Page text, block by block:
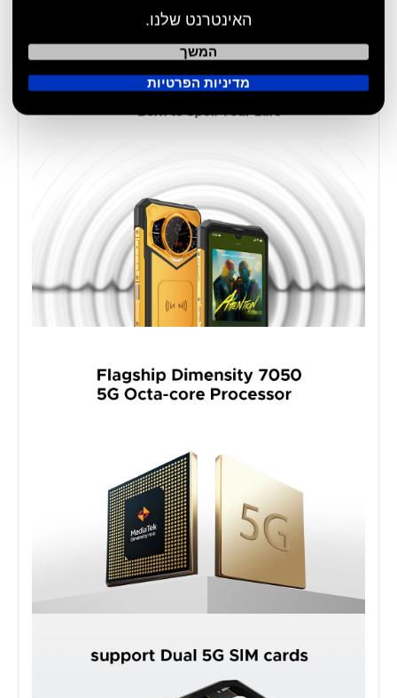
האינטרנט שלנו.
המשך
מדיניות הפרטיות